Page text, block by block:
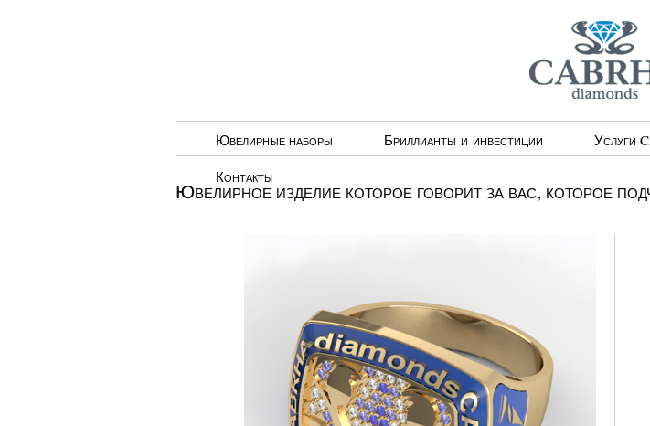
Ювелирные наборы Бриллианты и инвестиции Услуги
Контакты
Ювелирное изделие которое говорит за вас, которое